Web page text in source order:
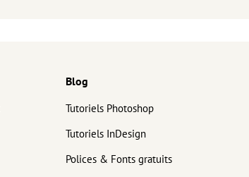
Blog
Tutoriels Photoshop
Tutoriels InDesign
Polices & Fonts gratuits